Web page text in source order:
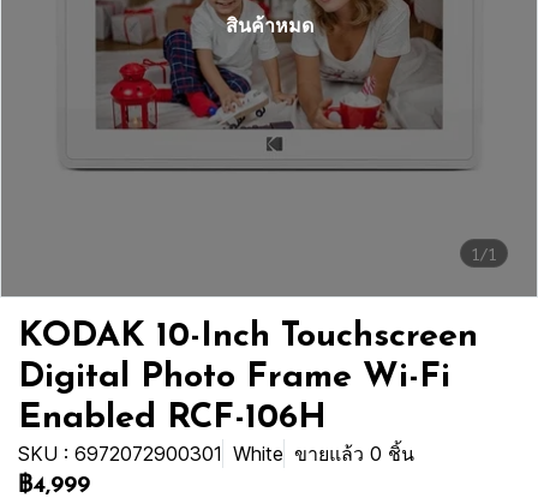
1/1
สินค้าหมด
KODAK 10-Inch Touchscreen
Digital Photo Frame Wi-Fi
Enabled RCF-106H
SKU : 6972072900301 White ขายแล้ว 0 ชิ้น
฿4,999